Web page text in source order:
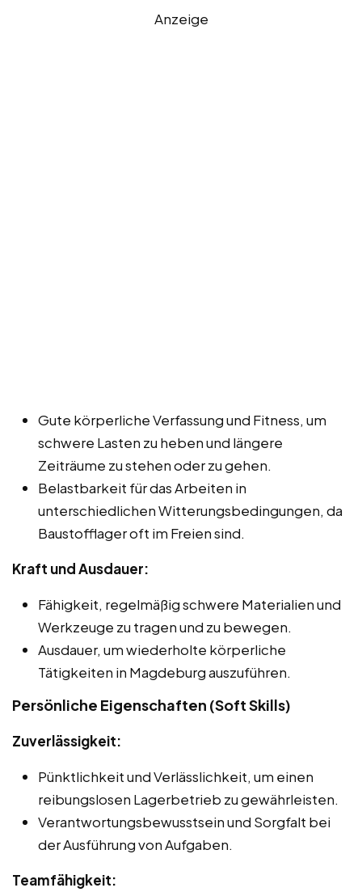
Anzeige
Gute körperliche Verfassung und Fitness, um
schwere Lasten zu heben und längere
Zeiträume zu stehen oder zu gehen.
Belastbarkeit für das Arbeiten in
unterschiedlichen Witterungsbedingungen, da
Baustofflager oft im Freien sind.
Kraft und Ausdauer:
Fähigkeit, regelmäßig schwere Materialien und
Werkzeuge zu tragen und zu bewegen.
Ausdauer, um wiederholte körperliche
Tätigkeiten in Magdeburg auszuführen.
Persönliche Eigenschaften (Soft Skills)
Zuverlässigkeit:
Pünktlichkeit und Verlässlichkeit, um einen
reibungslosen Lagerbetrieb zu gewährleisten.
Verantwortungsbewusstsein und Sorgfalt bei
der Ausführung von Aufgaben.
Teamfähigkeit: